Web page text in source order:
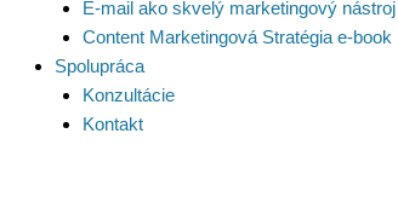
E-mail ako skvelý marketingový nástroj
Content Marketingová Stratégia e-book
Spolupráca
Konzultácie
Kontakt